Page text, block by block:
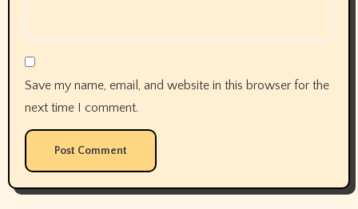
Save my name, email, and website in this browser for the
next time I comment.